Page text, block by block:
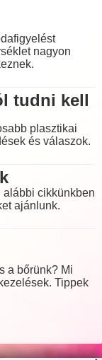
nagyon
tudni kell
plasztikai
és válaszok.
alábbi cikkünkben
ajánlunk.
a bőrünk? Mi
Tippek